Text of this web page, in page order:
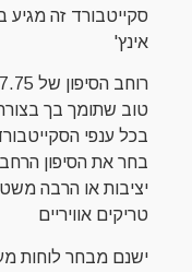
אינץ'
טוב שתומך בך
בכל ענפי
יציבות או הרבה
טריקים אוויריים
ישנם מבחר לוחות